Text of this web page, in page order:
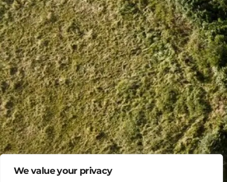
We value your privacy